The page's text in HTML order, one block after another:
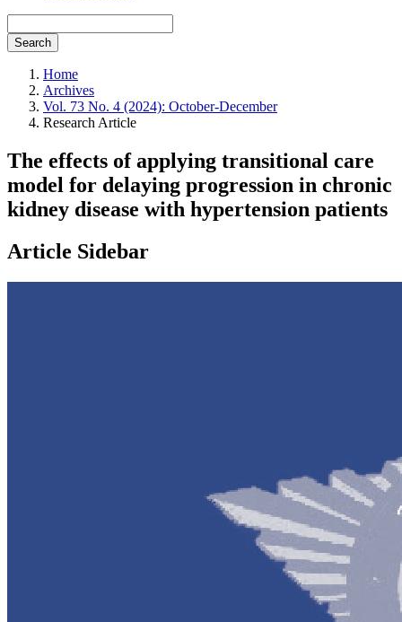
Search
Home
Archives
Vol. 73 No. 4 (2024): October-December
Research Article
The effects of applying transitional care
model for delaying progression in chronic
kidney disease with hypertension patients
Article Sidebar